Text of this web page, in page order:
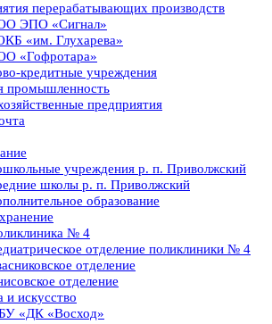
перерабатывающих производств
ЭПО «Сигнал»
«им. Глухарева»
«Гофротара»
кредитные учреждения
промышленность
предприятия
учреждения р. п. Приволжский
школы р. п. Приволжский
образование
№ 4
отделение поликлиники № 4
отделение
отделение
и искусство
«ДК «Восход»